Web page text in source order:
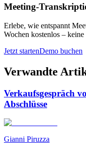
Meeting-
Erlebe, wie entspannt
Wochen kostenlos –
Jetzt startenDemo buchen
Verwandte
Verkaufsgespräch
Abschlüsse
Gianni Piruzza